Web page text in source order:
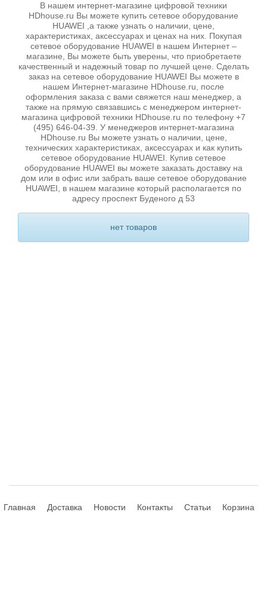
В нашем интернет-магазине цифровой техники
HDhouse.ru Вы можете купить сетевое оборудование
HUAWEI ,а также узнать о наличии, цене,
характеристиках, аксессуарах и ценах на них. Покупая
сетевое оборудование HUAWEI в нашем Интернет –
магазине, Вы можете быть уверены, что приобретаете
качественный и надежный товар по лучшей цене. Сделать
заказ на сетевое оборудование HUAWEI Вы можете в
нашем Интернет-магазине HDhouse.ru, после
оформления заказа с вами свяжется наш менеджер, а
также на прямую связавшись с менеджером интернет-
магазина цифровой техники HDhouse.ru по телефону +7
(495) 646-04-39. У менеджеров интернет-магазина
HDhouse.ru Вы можете узнать о наличии, цене,
технических характеристиках, аксессуарах и как купить
сетевое оборудование HUAWEI. Купив сетевое
оборудование HUAWEI вы можете заказать доставку на
дом или в офис или забрать ваше сетевое оборудование
HUAWEI, в нашем магазине который располагается по
адресу проспект Буденого д 53
нет товаров
Главная Доставка Новости Контакты Статьи Корзина